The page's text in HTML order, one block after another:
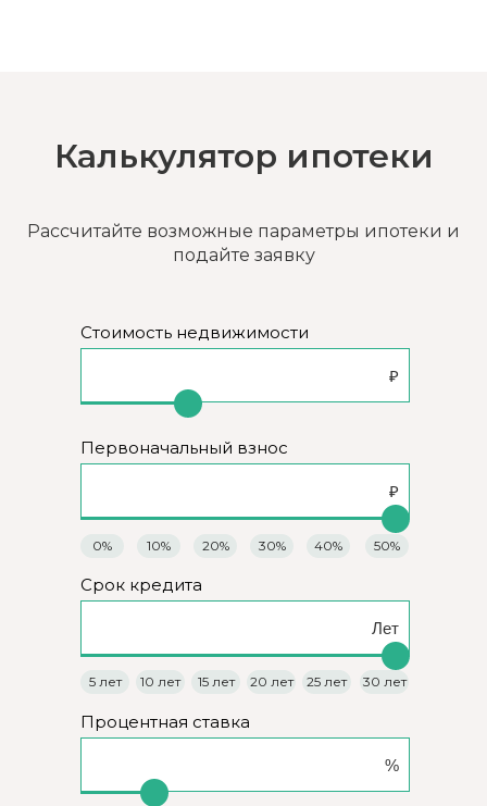
Калькулятор ипотеки
Рассчитайте возможные параметры ипотеки и
подайте заявку
Стоимость недвижимости
Первоначальный взнос
Срок кредита
Процентная ставка
0% 10% 20% 30% 40% 50%
5 лет 10 лет 15 лет 20 лет 25 лет 30 лет